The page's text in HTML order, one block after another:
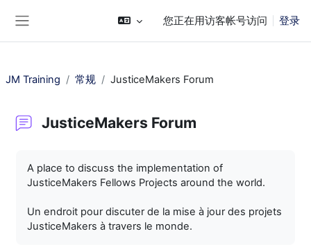
您正在用访客帐号访问 登录
JM Training 常规 JusticeMakers Forum
JusticeMakers Forum
A place to discuss the implementation of
JusticeMakers Fellows Projects around the world.
Un endroit pour discuter de la mise à jour des projets
JusticeMakers à travers le monde.